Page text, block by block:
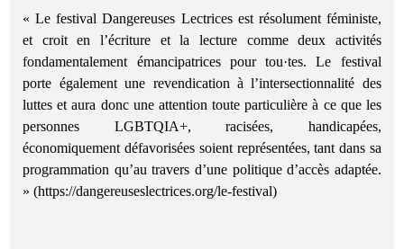
« Le festival Dangereuses Lectrices est résolument féministe,
et croit en l’écriture et la lecture comme deux activités
fondamentalement émancipatrices pour tou·tes. Le festival
porte également une revendication à l’intersectionnalité des
luttes et aura donc une attention toute particulière à ce que les
personnes LGBTQIA+, racisées, handicapées,
économiquement défavorisées soient représentées, tant dans sa
programmation qu’au travers d’une politique d’accès adaptée.
» (https://dangereuseslectrices.org/le-festival)